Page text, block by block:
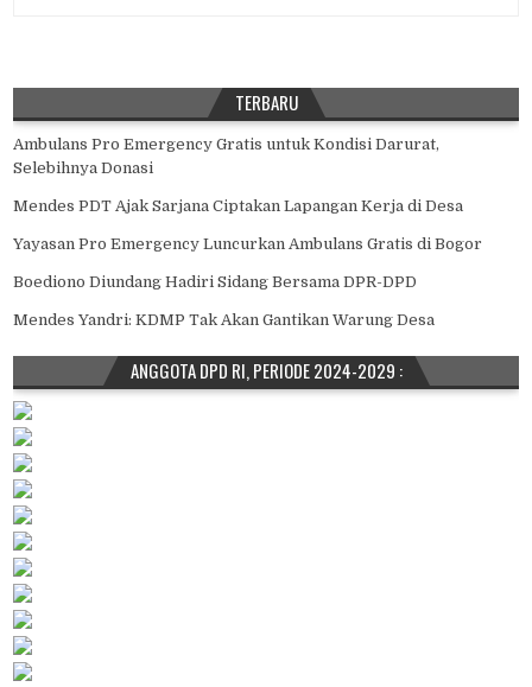
TERBARU
Ambulans Pro Emergency Gratis untuk Kondisi Darurat,
Selebihnya Donasi
Mendes PDT Ajak Sarjana Ciptakan Lapangan Kerja di Desa
Yayasan Pro Emergency Luncurkan Ambulans Gratis di Bogor
Boediono Diundang Hadiri Sidang Bersama DPR-DPD
Mendes Yandri: KDMP Tak Akan Gantikan Warung Desa
ANGGOTA DPD RI, PERIODE 2024-2029 :